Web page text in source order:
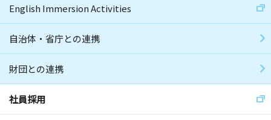
English Immersion Activities
自治体・省庁との連携
財団との連携
社員採用